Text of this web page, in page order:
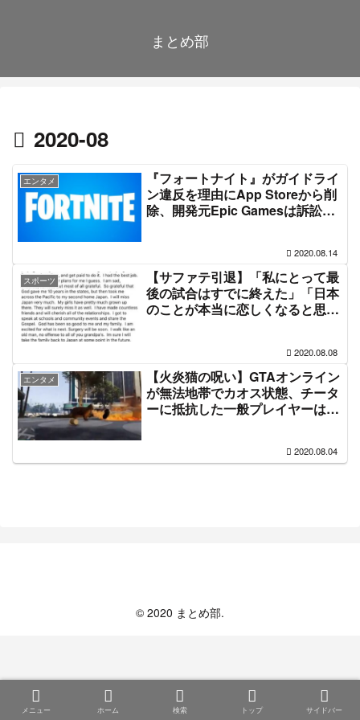
まとめ部
2020-08
エンタメ
『フォートナイト』がガイドライ
ン違反を理由にApp Storeから削
除、開発元Epic Gamesは訴訟で
2020.08.14
スポーツ
【サファテ引退】「私にとって最
後の試合はすでに終えた」「日本
のことが本当に恋しくなると思
2020.08.08
エンタメ
【火炎猫の呪い】GTAオンライン
が無法地帯でカオス状態、チータ
ーに抵抗した一般プレイヤーは貨
2020.08.04
© 2020 まとめ部.
メニュー ホーム 検索 トップ サイドバー